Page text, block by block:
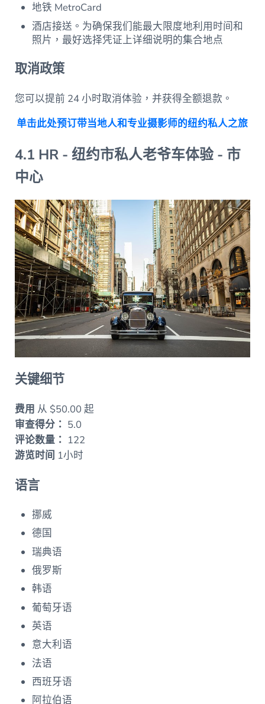
地铁 MetroCard
酒店接送。为确保我们能最大限度地利用时间和
照片，最好选择凭证上详细说明的集合地点
取消政策
您可以提前 24 小时取消体验，并获得全额退款。
单击此处预订带当地人和专业摄影师的纽约私人之旅
4.1 HR - 纽约市私人老爷车体验 - 市
中心
关键细节
费用 从 $50.00 起
审查得分： 5.0
评论数量： 122
游览时间 1小时
语言
挪威
德国
瑞典语
俄罗斯
韩语
葡萄牙语
英语
意大利语
法语
西班牙语
阿拉伯语